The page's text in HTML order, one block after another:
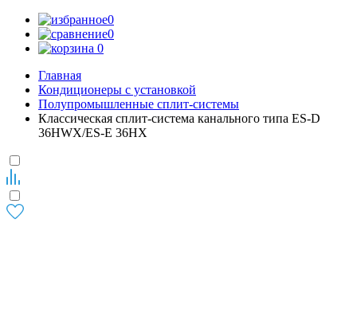
0
0
0
Главная
Кондиционеры с установкой
Полупромышленные сплит-системы
Классическая сплит-система канального типа ES-D
36HWX/ES-E 36HX